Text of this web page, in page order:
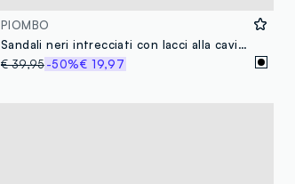
PIOMBO
Sandali neri intrecciati con lacci alla caviglia
€ 39,95-50%€ 19,97